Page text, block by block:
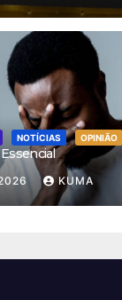
NOTÍCIAS OPINIÃO
2026 KUMA